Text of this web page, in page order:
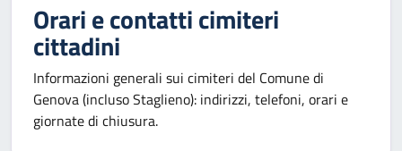
Orari e contatti cimiteri
cittadini
Informazioni generali sui cimiteri del Comune di
Genova (incluso Staglieno): indirizzi, telefoni, orari e
giornate di chiusura.